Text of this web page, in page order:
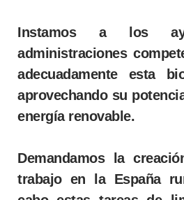
Instamos a los
administraciones
adecuadamente esta
aprovechando su
energía renovable.
Demandamos la
trabajo en la España